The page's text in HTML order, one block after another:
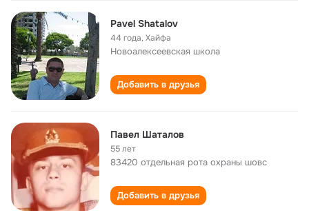
Pavel Shatalov
44 года,Хайфа
Новоалексеевская школа
Добавить в друзья
Павел Шаталов
55 лет
83420 отдельная рота охраны шовс
Добавить в друзья